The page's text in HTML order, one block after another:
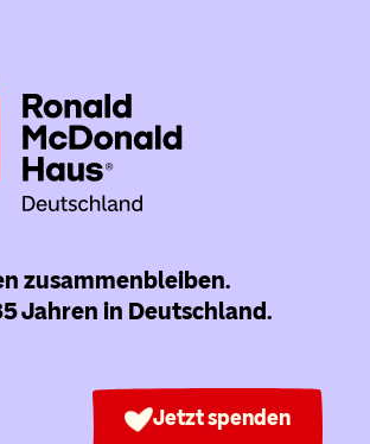
zusammenbleiben.
Jahren in Deutschland.
Jetzt spenden